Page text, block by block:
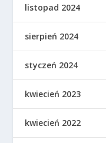
listopad 2024
sierpień 2024
styczeń 2024
kwiecień 2023
kwiecień 2022